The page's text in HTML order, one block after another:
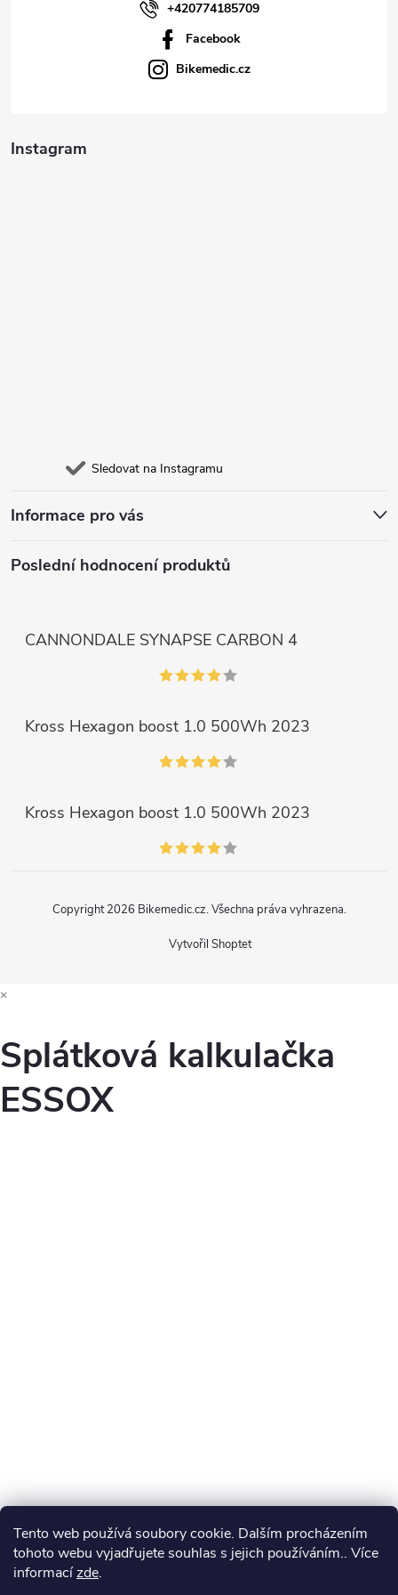
Tento web používá soubory cookie. Dalším procházením
tohoto webu vyjadřujete souhlas s jejich používáním.. Více
informacízde.
+420774185709
Facebook
Bikemedic.cz
Instagram
Sledovat na Instagramu
Informace pro vás
Poslední hodnocení produktů
CANNONDALE SYNAPSE CARBON 4
Kross Hexagon boost 1.0 500Wh 2023
Kross Hexagon boost 1.0 500Wh 2023
Vytvořil Shoptet
Copyright 2026 Bikemedic.cz. Všechna práva vyhrazena.
×
Splátková kalkulačka
ESSOX